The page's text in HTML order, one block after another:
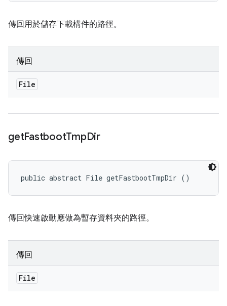
傳回用於儲存下載構件的路徑。
傳回
File
getFastbootTmpDir
public abstract File getFastbootTmpDir ()
傳回快速啟動應做為暫存資料夾的路徑。
傳回
File